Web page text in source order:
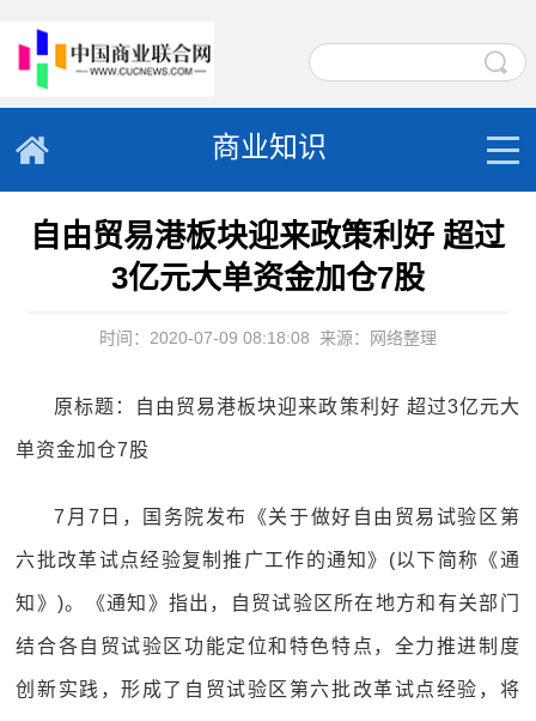
商业知识
自由贸易港板块迎来政策利好 超过
3亿元大单资金加仓7股
时间：2020-07-09 08:18:08 来源：网络整理
原标题：自由贸易港板块迎来政策利好 超过3亿元大
单资金加仓7股
7月7日，国务院发布《关于做好自由贸易试验区第
六批改革试点经验复制推广工作的通知》(以下简称《通
知》)。《通知》指出，自贸试验区所在地方和有关部门
结合各自贸试验区功能定位和特色特点，全力推进制度
创新实践，形成了自贸试验区第六批改革试点经验，将